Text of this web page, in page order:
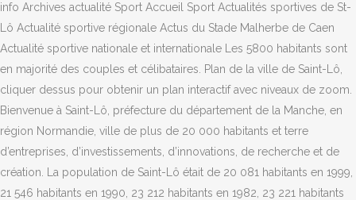
info Archives actualité Sport Accueil Sport Actualités sportives de St-
Lô Actualité sportive régionale Actus du Stade Malherbe de Caen
Actualité sportive nationale et internationale Les 5800 habitants sont
en majorité des couples et célibataires. Plan de la ville de Saint-Lô,
cliquer dessus pour obtenir un plan interactif avec niveaux de zoom.
Bienvenue à Saint-Lô, préfecture du département de la Manche, en
région Normandie, ville de plus de 20 000 habitants et terre
d’entreprises, d’investissements, d’innovations, de recherche et de
création. La population de Saint-Lô était de 20 081 habitants en 1999,
21 546 habitants en 1990, 23 212 habitants en 1982, 23 221 habitants